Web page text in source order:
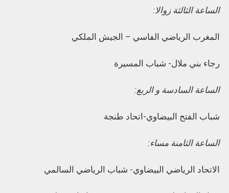
الساعة الثالثة زوالا:
المغرب الرياضي الفاسي – الجيش الملكي
رجاء بني ملال- شباب المسيرة
الساعة السادسة و الربع:
شباب الفتح البيضاوي-اتحاد طنجة
الساعة الثامنة مساء:
الاتحاد الرياضي البيضاوي- شباب الرياضي السالمي